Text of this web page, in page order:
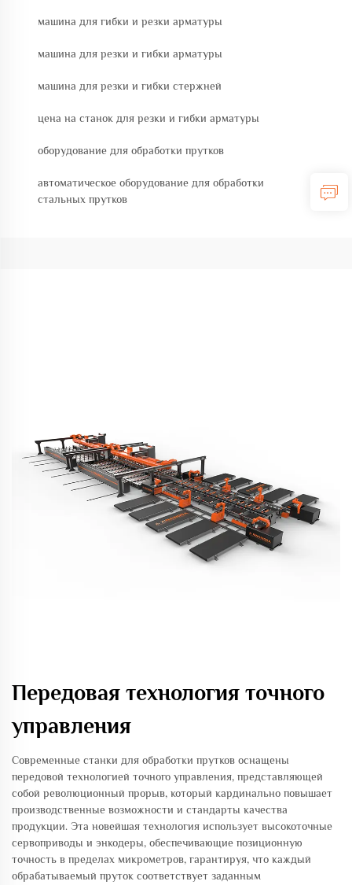
машина для гибки и резки арматуры
машина для резки и гибки арматуры
машина для резки и гибки стержней
цена на станок для резки и гибки арматуры
оборудование для обработки прутков
автоматическое оборудование для обработки
стальных прутков
Передовая технология точного
управления
Современные станки для обработки прутков оснащены
передовой технологией точного управления, представляющей
собой революционный прорыв, который кардинально повышает
производственные возможности и стандарты качества
продукции. Эта новейшая технология использует высокоточные
сервоприводы и энкодеры, обеспечивающие позиционную
точность в пределах микрометров, гарантируя, что каждый
обрабатываемый пруток соответствует заданным